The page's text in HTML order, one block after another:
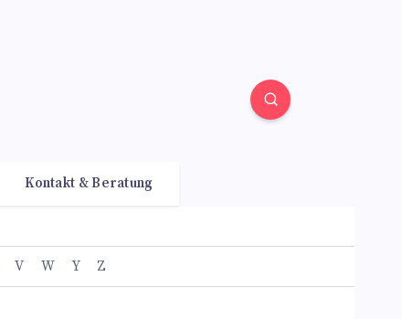
Kontakt & Beratung
V W Y Z